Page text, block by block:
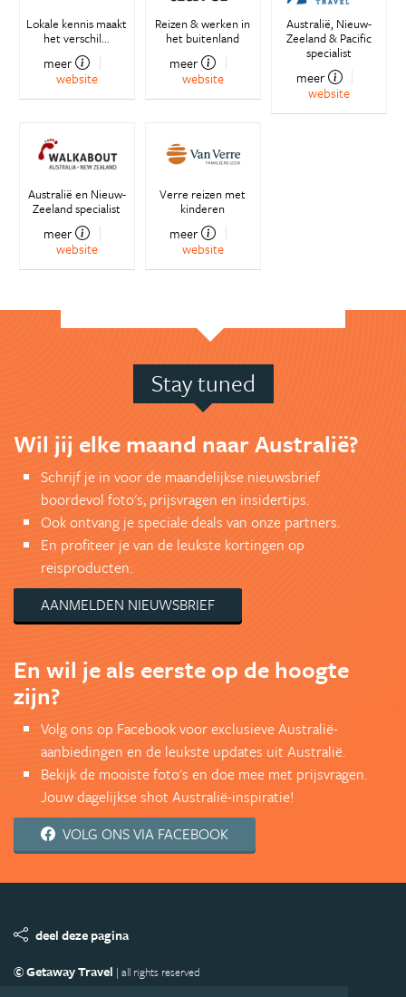
Lokale kennis maakt
het verschil...
meer
website
Reizen & werken in
het buitenland
meer
website
Australië, Nieuw-
Zeeland & Pacific
specialist
meer
website
Australië en Nieuw-
Zeeland specialist
meer
website
Verre reizen met
kinderen
meer
website
Stay tuned
Wil jij elke maand naar Australië?
Schrijf je in voor de maandelijkse nieuwsbrief
boordevol foto's, prijsvragen en insidertips.
Ook ontvang je speciale deals van onze partners.
En profiteer je van de leukste kortingen op
reisproducten.
AANMELDEN NIEUWSBRIEF
En wil je als eerste op de hoogte
zijn?
Volg ons op Facebook voor exclusieve Australië-
aanbiedingen en de leukste updates uit Australië.
Bekijk de mooiste foto's en doe mee met prijsvragen.
Jouw dagelijkse shot Australië-inspiratie!
VOLG ONS VIA FACEBOOK
deel deze pagina
© Getaway Travel | all rights reserved